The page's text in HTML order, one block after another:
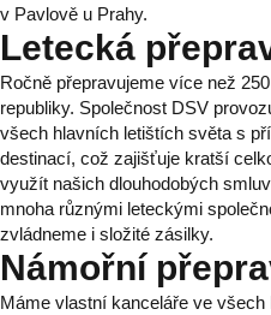
v Pavlově u Prahy.
Letecká
Ročně přepravujeme více než
republiky. Společnost DSV
všech hlavních letištích světa s
destinací, což zajišťuje kratší
využít našich dlouhodobých
mnoha různými leteckými
zvládneme i složité zásilky.
Námořní
Máme vlastní kanceláře ve